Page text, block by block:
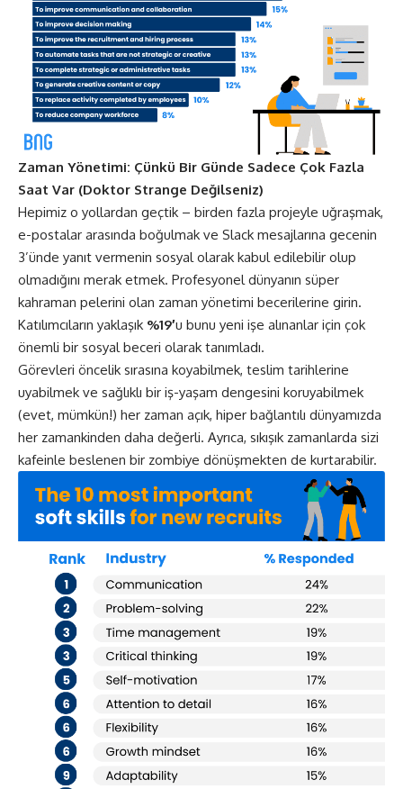
Zaman Yönetimi: Çünkü Bir Günde Sadece Çok Fazla
Saat Var (Doktor Strange Değilseniz)
Hepimiz o yollardan geçtik – birden fazla projeyle uğraşmak,
e-postalar arasında boğulmak ve Slack mesajlarına gecenin
3’ünde yanıt vermenin sosyal olarak kabul edilebilir olup
olmadığını merak etmek. Profesyonel dünyanın süper
kahraman pelerini olan zaman yönetimi becerilerine girin.
Katılımcıların yaklaşık %19′u bunu yeni işe alınanlar için çok
önemli bir sosyal beceri olarak tanımladı.
Görevleri öncelik sırasına koyabilmek, teslim tarihlerine
uyabilmek ve sağlıklı bir iş-yaşam dengesini koruyabilmek
(evet, mümkün!) her zaman açık, hiper bağlantılı dünyamızda
her zamankinden daha değerli. Ayrıca, sıkışık zamanlarda sizi
kafeinle beslenen bir zombiye dönüşmekten de kurtarabilir.